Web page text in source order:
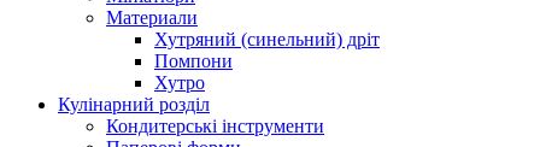
Материали
Хутряний (синельний) дріт
Помпони
Хутро
Кулінарний розділ
Кондитерські інструменти